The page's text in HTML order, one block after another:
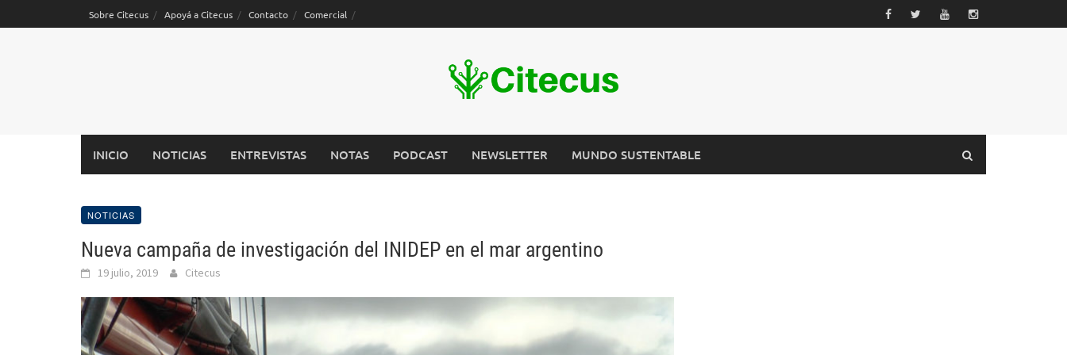
Sobre Citecus Apoyá a Citecus Contacto Comercial
INICIO NOTICIAS ENTREVISTAS NOTAS PODCAST NEWSLETTER MUNDO SUSTENTABLE
NOTICIAS
Nueva campaña de investigación del INIDEP en el mar argentino
19 julio, 2019 Citecus